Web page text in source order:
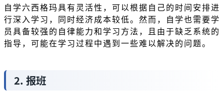
自学六西格玛具有灵活性，可以根据自己的时间安排进
行深入学习，同时经济成本较低。然而，自学也需要学
员具备较强的自律能力和学习方法，且由于缺乏系统的
指导，可能在学习过程中遇到一些难以解决的问题。
2. 报班